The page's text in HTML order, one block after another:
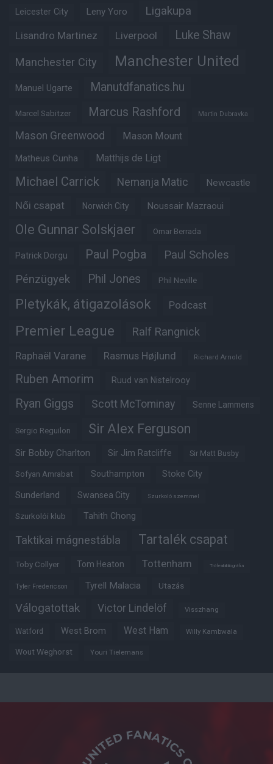
Leicester City Leny Yoro Ligakupa
Lisandro Martinez Liverpool Luke Shaw
Manchester City Manchester United
Manuel Ugarte Manutdfanatics.hu
Marcel Sabitzer Marcus Rashford Martin Dubravka
Mason Greenwood Mason Mount
Matheus Cunha Matthijs de Ligt
Michael Carrick Nemanja Matic Newcastle
Női csapat Norwich City Noussair Mazraoui
Ole Gunnar Solskjaer Omar Berrada
Patrick Dorgu Paul Pogba Paul Scholes
Pénzügyek Phil Jones Phil Neville
Pletykák, átigazolások Podcast
Premier League Ralf Rangnick
Raphaël Varane Rasmus Højlund Richard Arnold
Ruben Amorim Ruud van Nistelrooy
Ryan Giggs Scott McTominay Senne Lammens
Sergio Reguilon Sir Alex Ferguson
Sir Bobby Charlton Sir Jim Ratcliffe Sir Matt Busby
Sofyan Amrabat Southampton Stoke City
Sunderland Swansea City Szurkoló szemmel
Szurkolói klub Tahith Chong
Taktikai mágnestábla Tartalék csapat
Toby Collyer Tom Heaton Tottenham Trófeabibliográfia
Tyler Fredericson Tyrell Malacia Utazás
Válogatottak Victor Lindelöf Visszhang
Watford West Brom West Ham Willy Kambwala
Wout Weghorst Youri Tielemans